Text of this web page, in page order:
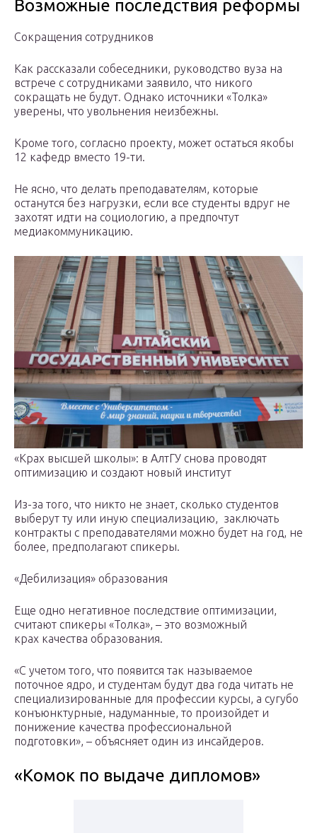
Возможные последствия реформы
Сокращения сотрудников
Как рассказали собеседники, руководство вуза на
встрече с сотрудниками заявило, что никого
сокращать не будут. Однако источники «Толка»
уверены, что увольнения неизбежны.
Кроме того, согласно проекту, может остаться якобы
12 кафедр вместо 19-ти.
Не ясно, что делать преподавателям, которые
останутся без нагрузки, если все студенты вдруг не
захотят идти на социологию, а предпочтут
медиакоммуникацию.
«Крах высшей школы»: в АлтГУ снова проводят
оптимизацию и создают новый институт
Из-за того, что никто не знает, сколько студентов
выберут ту или иную специализацию, заключать
контракты с преподавателями можно будет на год, не
более, предполагают спикеры.
«Дебилизация» образования
Еще одно негативное последствие оптимизации,
считают спикеры «Толка», – это возможный
крах качества образования.
«С учетом того, что появится так называемое
поточное ядро, и студентам будут два года читать не
специализированные для профессии курсы, а сугубо
конъюнктурные, надуманные, то произойдет и
понижение качества профессиональной
подготовки», – объясняет один из инсайдеров.
«Комок по выдаче дипломов»